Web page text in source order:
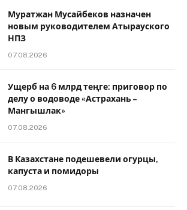
Муратжан Мусайбеков назначен
новым руководителем Атырауского
НПЗ
07.08.2026
Ущерб на 6 млрд теңге: приговор по
делу о водоводе «Астрахань –
Мангышлак»
07.08.2026
В Казахстане подешевели огурцы,
капуста и помидоры
07.08.2026